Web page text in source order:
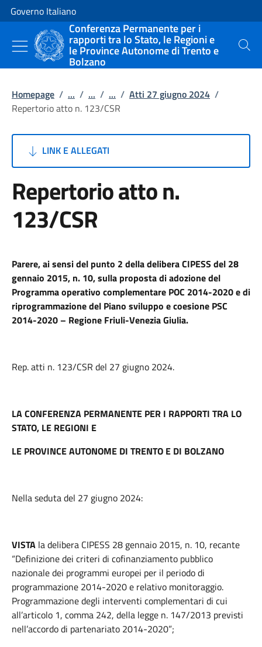
Vai al contenuto
Vai alla navigazione del sito
Governo Italiano
Conferenza Permanente per i
rapporti tra lo Stato, le Regioni e
le Province Autonome di Trento e
Bolzano
Cerca
Homepage / ... / ... / ... / Atti 27 giugno 2024 /
Repertorio atto n. 123/CSR
LINK E ALLEGATI
Repertorio atto n.
123/CSR
Parere, ai sensi del punto 2 della delibera CIPESS del 28
gennaio 2015, n. 10, sulla proposta di adozione del
Programma operativo complementare POC 2014-2020 e di
riprogrammazione del Piano sviluppo e coesione PSC
2014-2020 – Regione Friuli-Venezia Giulia.
Rep. atti n. 123/CSR del 27 giugno 2024.
LA CONFERENZA PERMANENTE PER I RAPPORTI TRA LO
STATO, LE REGIONI E
LE PROVINCE AUTONOME DI TRENTO E DI BOLZANO
Nella seduta del 27 giugno 2024:
VISTA la delibera CIPESS 28 gennaio 2015, n. 10, recante
“Definizione dei criteri di cofinanziamento pubblico
nazionale dei programmi europei per il periodo di
programmazione 2014-2020 e relativo monitoraggio.
Programmazione degli interventi complementari di cui
all’articolo 1, comma 242, della legge n. 147/2013 previsti
nell’accordo di partenariato 2014-2020”;